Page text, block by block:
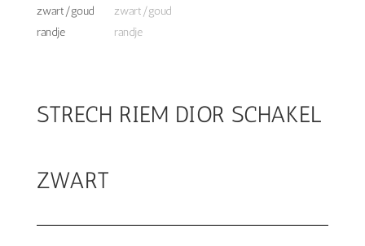
STRECH RIEM DIOR SCHAKEL
ZWART